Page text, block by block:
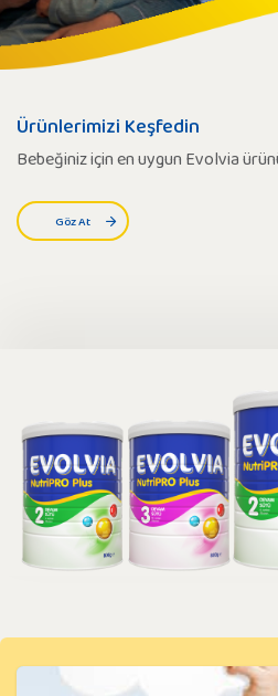
Ürünlerimizi Keşfedin
Bebeğiniz için en uygun Evolvia
Göz At